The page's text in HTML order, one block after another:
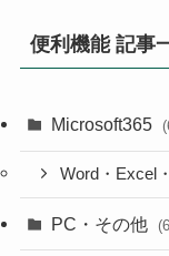
便利機能 記事
Microsoft365
Word・Excel
PC・その他